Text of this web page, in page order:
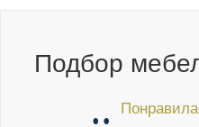
Подбор